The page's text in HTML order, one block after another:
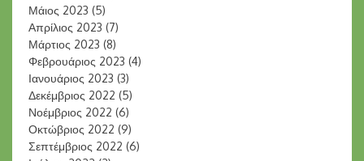
Μάιος 2023 (5)
Απρίλιος 2023 (7)
Μάρτιος 2023 (8)
Φεβρουάριος 2023 (4)
Ιανουάριος 2023 (3)
Δεκέμβριος 2022 (5)
Νοέμβριος 2022 (6)
Οκτώβριος 2022 (9)
Σεπτέμβριος 2022 (6)